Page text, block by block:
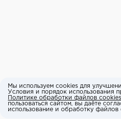
Мы используем cookies для
Условия и порядок использования
Политике обработки файлов cookies
пользоваться сайтом, вы даёте
использование и обработку файлов